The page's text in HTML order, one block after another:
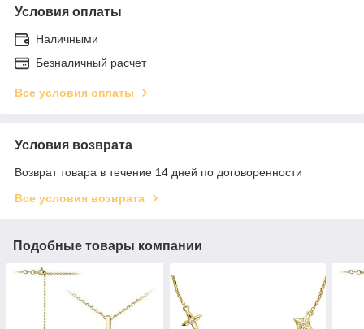
Условия оплаты
Наличными
Безналичный расчет
Все условия оплаты
Условия возврата
Возврат товара в течение 14 дней по договоренности
Все условия возврата
Подобные товары компании